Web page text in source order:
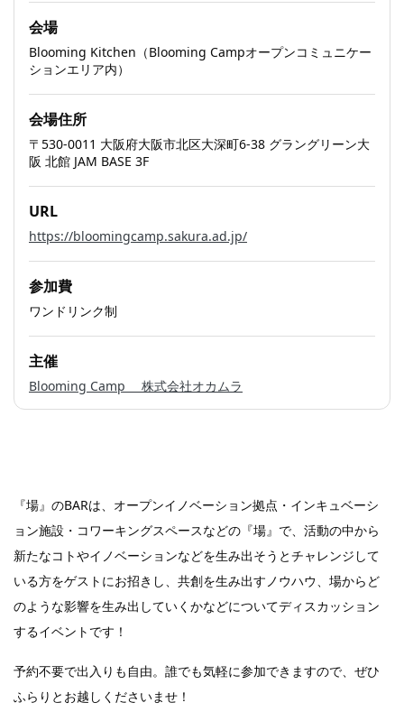
会場
Blooming Kitchen（Blooming Campオープンコミュニケー
ションエリア内）
会場住所
〒530-0011 大阪府大阪市北区大深町6-38 グラングリーン大
阪 北館 JAM BASE 3F
URL
https://bloomingcamp.sakura.ad.jp/
参加費
ワンドリンク制
主催
Blooming Camp 株式会社オカムラ
『場』のBARは、オープンイノベーション拠点・インキュベーシ
ョン施設・コワーキングスペースなどの『場』で、活動の中から
新たなコトやイノベーションなどを生み出そうとチャレンジして
いる方をゲストにお招きし、共創を生み出すノウハウ、場からど
のような影響を生み出していくかなどについてディスカッション
するイベントです！
予約不要で出入りも自由。誰でも気軽に参加できますので、ぜひ
ふらりとお越しくださいませ！